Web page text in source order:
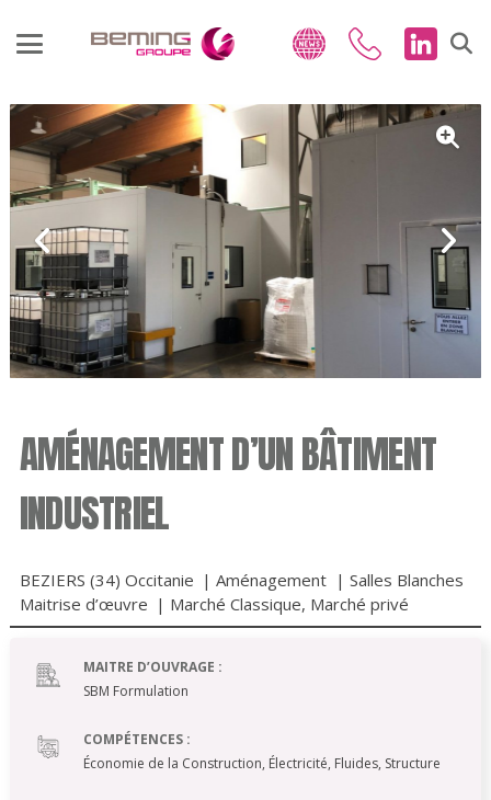
AMÉNAGEMENT D’UN BÂTIMENT
INDUSTRIEL
BEZIERS (34) Occitanie |Aménagement | Salles Blanches
Maitrise d’œuvre | Marché Classique, Marché privé
MAITRE D’OUVRAGE :
SBM Formulation
COMPÉTENCES :
Économie de la Construction, Électricité, Fluides, Structure